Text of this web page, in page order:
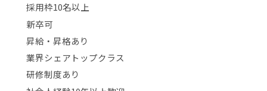
採用枠10名以上
新卒可
昇給・昇格あり
業界シェアトップクラス
研修制度あり